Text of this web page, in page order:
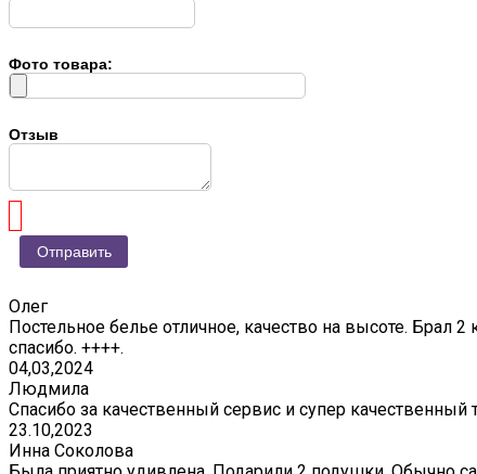
Фото товара:
Отзыв
Олег
Постельное белье отличное, качество на высоте. Брал
спасибо. ++++.
04,03,2024
Людмила
Спасибо за качественный сервис и супер
23.10,2023
Инна Соколова